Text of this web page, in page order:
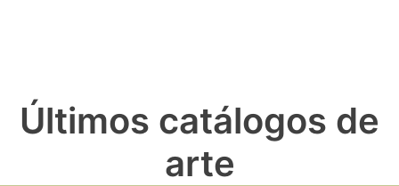
Últimos catálogos de
arte